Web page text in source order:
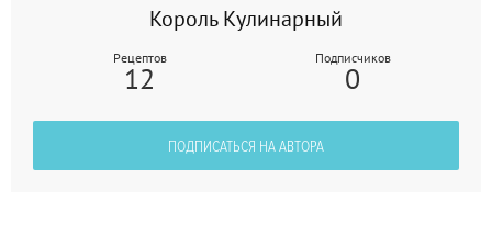
Король Кулинарный
Рецептов
12
Подписчиков
0
ПОДПИСАТЬСЯ НА АВТОРА